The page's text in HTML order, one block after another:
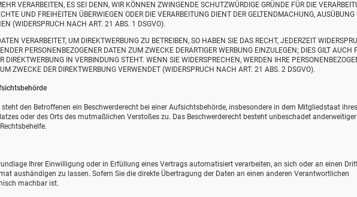
VERARBEITEN, ES SEI DENN, WIR KÖNNEN ZWINGENDE SCHUTZWÜRDIGE GRÜNDE FÜR DIE
UND FREIHEITEN ÜBERWIEGEN ODER DIE VERARBEITUNG DIENT DER GELTENDMACHUNG, AUSÜBUNG
(WIDERSPRUCH NACH ART. 21 ABS. 1 DSGVO).
VERARBEITET, UM DIREKTWERBUNG ZU BETREIBEN, SO HABEN SIE DAS RECHT, JEDERZEIT
PERSONENBEZOGENER DATEN ZUM ZWECKE DERARTIGER WERBUNG EINZULEGEN; DIES GILT AUCH
DIREKTWERBUNG IN VERBINDUNG STEHT. WENN SIE WIDERSPRECHEN, WERDEN IHRE
ZWECKE DER DIREKTWERBUNG VERWENDET (WIDERSPRUCH NACH ART. 21 ABS. 2 DSGVO).
steht den Betroffenen ein Beschwerderecht bei einer Aufsichtsbehörde, insbesondere in dem Mitgliedstaat ihres
oder des Orts des mutmaßlichen Verstoßes zu. Das Beschwerderecht besteht unbeschadet anderweitiger
Ihrer Einwilligung oder in Erfüllung eines Vertrags automatisiert verarbeiten, an sich oder an einen
aushändigen zu lassen. Sofern Sie die direkte Übertragung der Daten an einen anderen Verantwortlichen
machbar ist.